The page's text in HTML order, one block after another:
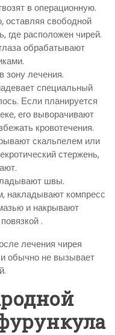
в операционную.
оставляя свободной
где расположен чирей.
обрабатывают
зону лечения.
специальный
Если планируется
его выворачивают
кровотечения.
скальпелем или
стержень,
швы.
накладывают компресс
и накрывают
.
лечения чирея
обычно не вызывает